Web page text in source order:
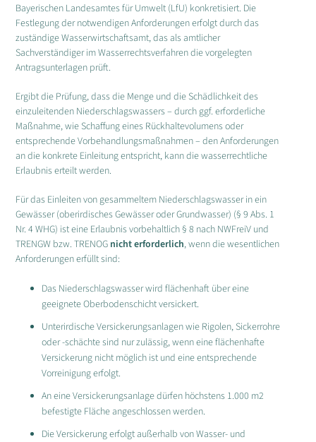
Bayerischen Landesamtes für Umwelt (LfU) konkretisiert. Die
Festlegung der notwendigen Anforderungen erfolgt durch das
zuständige Wasserwirtschaftsamt, das als amtlicher
Sachverständiger im Wasserrechtsverfahren die vorgelegten
Antragsunterlagen prüft.
Ergibt die Prüfung, dass die Menge und die Schädlichkeit des
einzuleitenden Niederschlagswassers – durch ggf. erforderliche
Maßnahme, wie Schaffung eines Rückhaltevolumens oder
entsprechende Vorbehandlungsmaßnahmen – den Anforderungen
an die konkrete Einleitung entspricht, kann die wasserrechtliche
Erlaubnis erteilt werden.
Für das Einleiten von gesammeltem Niederschlagswasser in ein
Gewässer (oberirdisches Gewässer oder Grundwasser) (§ 9 Abs. 1
Nr. 4 WHG) ist eine Erlaubnis vorbehaltlich § 8 nach NWFreiV und
TRENGW bzw. TRENOG nicht erforderlich, wenn die wesentlichen
Anforderungen erfüllt sind:
Das Niederschlagswasser wird flächenhaft über eine
geeignete Oberbodenschicht versickert.
Unterirdische Versickerungsanlagen wie Rigolen, Sickerrohre
oder -schächte sind nur zulässig, wenn eine flächenhafte
Versickerung nicht möglich ist und eine entsprechende
Vorreinigung erfolgt.
An eine Versickerungsanlage dürfen höchstens 1.000 m2
befestigte Fläche angeschlossen werden.
Die Versickerung erfolgt außerhalb von Wasser- und